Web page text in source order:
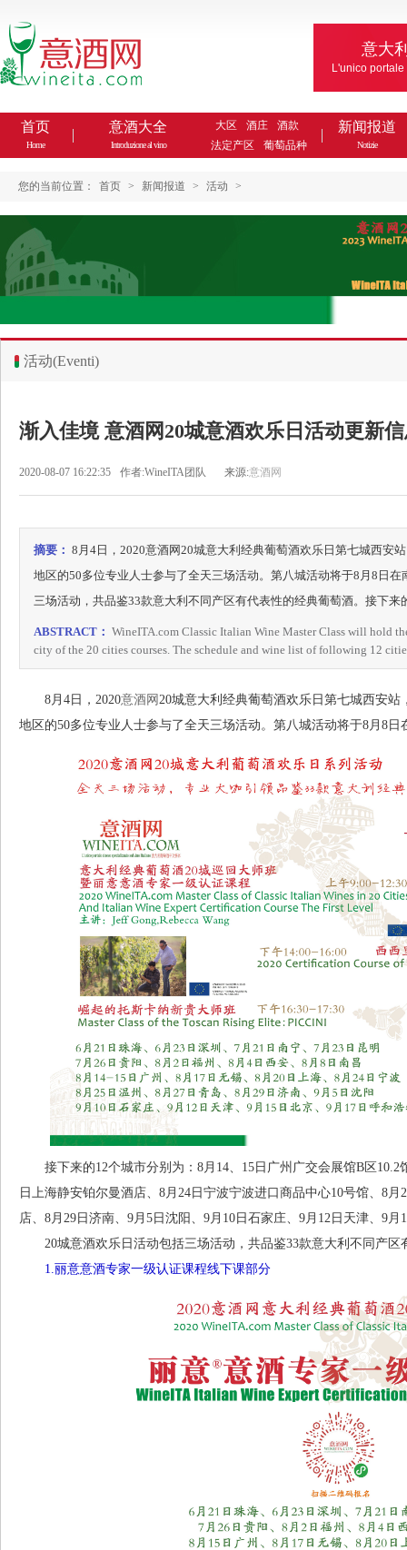
意大
L'unico
首页
Home
意酒大全
Introduzione al vino
大区 酒庄
酒款
法定产区
葡萄品种
新闻报道
Notizie
您的当前位置： 首页 > 新闻报道 > 活动 >
活动(Eventi)
渐入佳境 意酒网20城意酒欢乐日活动更新
2020-08-07 16:22:35 作者:WineITA团队 来源:意酒网
摘要： 8月4日，2020意酒网20城意大利经典葡萄酒欢乐日第七城西安
地区的50多位专业人士参与了全天三场活动。第八城活动将于8月8日
三场活动，共品鉴33款意大利不同产区有代表性的经典葡萄酒。接下
ABSTRACT： WineITA.com Classic Italian Wine Master Class will hold
city of the 20 cities courses. The schedule and wine list of following 12
8月4日，2020意酒网 20城意大利经典葡萄酒欢乐日第七城西安
地区的50多位专业人士参与了全天三场活动。第八城活动将于8月8日
接下来的12个城市分别为：8月14、15日广州广交会展馆B区10.2
日上海静安铂尔曼酒店、8月24日宁波宁波进口商品中心10号馆、8
店、8月29日济南、9月5日沈阳、9月10日石家庄、9月12日天津、9
20城意酒欢乐日活动包括三场活动，共品鉴33款意大利不同产区
1.丽意意酒专家一级认证课程线下课部分